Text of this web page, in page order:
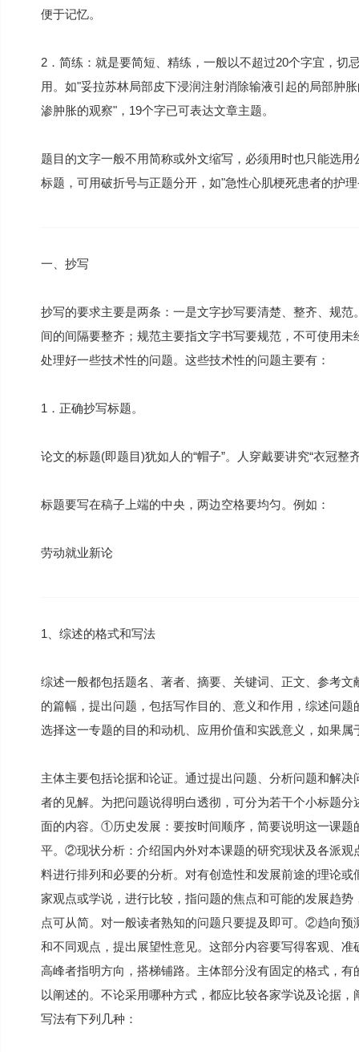
便于记忆。
2．简练：就是要简短、精练，一般以不超过20个字宜，切
用。如"妥拉苏林局部皮下浸润注射消除输液引起的局部肿
渗肿胀的观察"，19个字已可表达文章主题。
题目的文字一般不用简称或外文缩写，必须用时也只能选
标题，可用破折号与正题分开，如"急性心肌梗死患者的护
一、抄写
抄写的要求主要是两条：一是文字抄写要清楚、整齐、规
间的间隔要整齐；规范主要指文字书写要规范，不可使用
处理好一些技术性的问题。这些技术性的问题主要有：
1．正确抄写标题。
论文的标题(即题目)犹如人的“帽子”。人穿戴要讲究“衣冠整
标题要写在稿子上端的中央，两边空格要均匀。例如：
劳动就业新论
1、综述的格式和写法
综述一般都包括题名、著者、摘要、关键词、正文、参考
的篇幅，提出问题，包括写作目的、意义和作用，综述问
选择这一专题的目的和动机、应用价值和实践意义，如果
主体主要包括论据和论证。通过提出问题、分析问题和解
者的见解。为把问题说得明白透彻，可分为若干个小标题
面的内容。①历史发展：要按时间顺序，简要说明这一课
平。②现状分析：介绍国内外对本课题的研究现状及各派
料进行排列和必要的分析。对有创造性和发展前途的理论
家观点或学说，进行比较，指问题的焦点和可能的发展趋
点可从简。对一般读者熟知的问题只要提及即可。②趋向
和不同观点，提出展望性意见。这部分内容要写得客观、
高峰者指明方向，搭梯铺路。主体部分没有固定的格式，
以阐述的。不论采用哪种方式，都应比较各家学说及论据
写法有下列几种：